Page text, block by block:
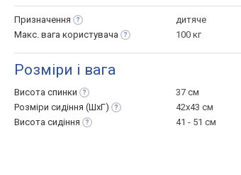
Призначення
дитяче
Макс. вага користувача 100 кг
Розміри і вага
Висота спинки
37 см
Розміри сидіння (ШхГ)
42x43 см
Висота сидіння 41 - 51 см